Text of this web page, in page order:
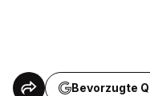
Bevorzugte